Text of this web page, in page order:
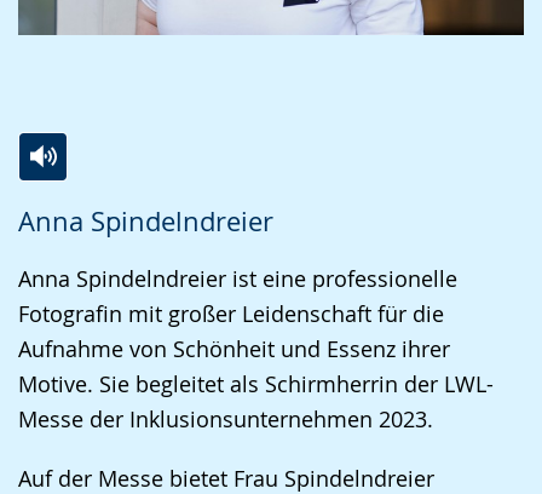
Anna Spindelndreier
Leichten
Sprache
wechseln.
Audio-
Unterstützung.
Video
in
Deutscher
Gebärdensprache
wird
angezeigt.
Anna Spindelndreier ist eine professionelle
Fotografin mit großer Leidenschaft für die
Aufnahme von Schönheit und Essenz ihrer
Motive. Sie begleitet als Schirmherrin der LWL-
Messe der Inklusionsunternehmen 2023.
Auf der Messe bietet Frau Spindelndreier